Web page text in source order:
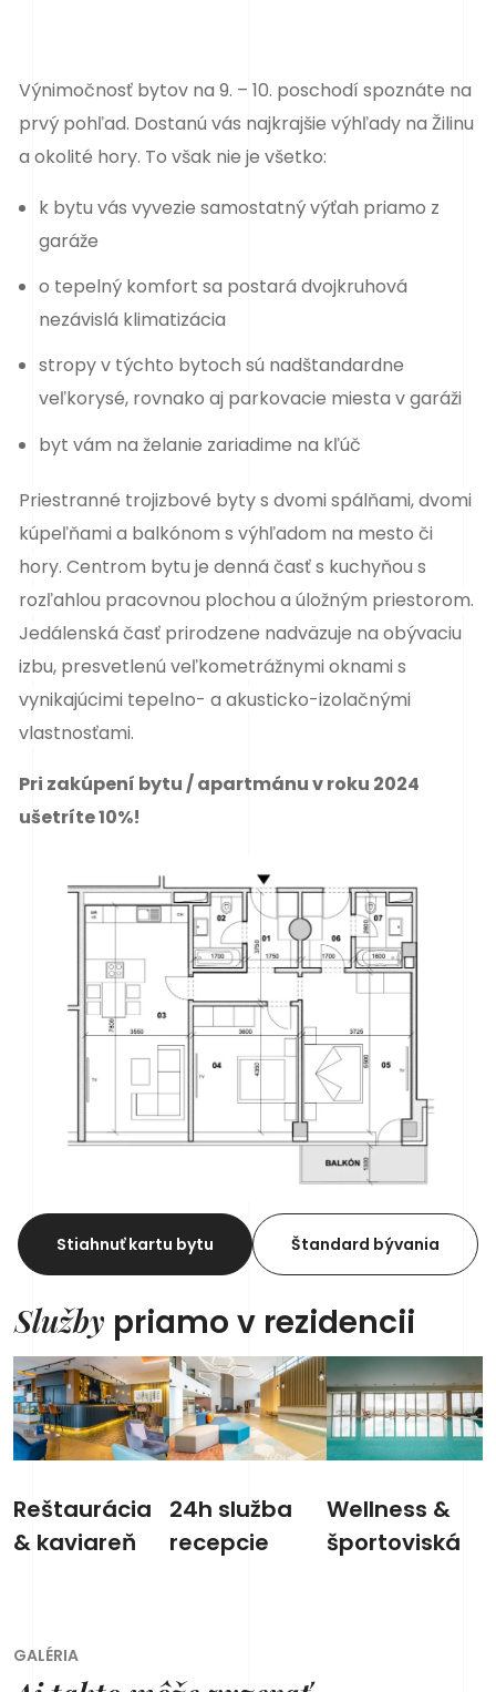
Výnimočnosť bytov na 9. – 10. poschodí spoznáte na
prvý pohľad. Dostanú vás najkrajšie výhľady na Žilinu
a okolité hory. To však nie je všetko:
k bytu vás vyvezie samostatný výťah priamo z
garáže
o tepelný komfort sa postará dvojkruhová
nezávislá klimatizácia
stropy v týchto bytoch sú nadštandardne
veľkorysé, rovnako aj parkovacie miesta v garáži
byt vám na želanie zariadime na kľúč
Priestranné trojizbové byty s dvomi spálňami, dvomi
kúpeľňami a balkónom s výhľadom na mesto či
hory. Centrom bytu je denná časť s kuchyňou s
rozľahlou pracovnou plochou a úložným priestorom.
Jedálenská časť prirodzene nadväzuje na obývaciu
izbu, presvetlenú veľkometrážnymi oknami s
vynikajúcimi tepelno- a akusticko-izolačnými
vlastnosťami.
Pri zakúpení bytu / apartmánu v roku 2024
ušetríte 10%!
Stiahnuť kartu bytu Štandard bývania
Služby priamo v rezidencii
Reštaurácia
& kaviareň
24h služba
recepcie
Wellness &
športoviská
GALÉRIA